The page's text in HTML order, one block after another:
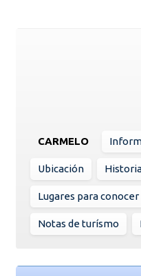
CARMELO
Ubicación
Lugares para conocer
Notas de turísmo